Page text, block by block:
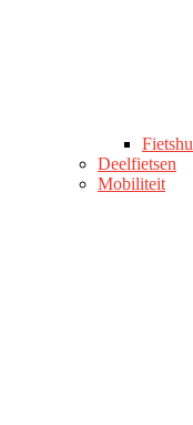
Deelfietsen
Mobiliteit